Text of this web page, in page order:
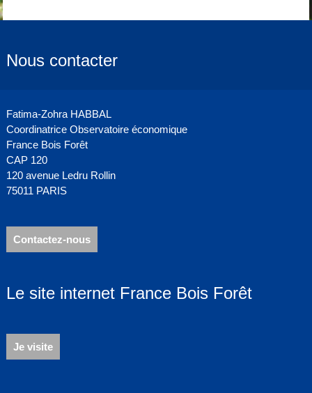
Nous contacter
Fatima-Zohra HABBAL
Coordinatrice Observatoire économique
France Bois Forêt
CAP 120
120 avenue Ledru Rollin
75011 PARIS
Contactez-nous
Le site internet France Bois Forêt
Je visite